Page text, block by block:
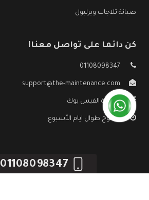
صيانة ثلاجات ويرلبول
كن دائما على تواصل معنا!
01108098347
support@the-maintenance.com
صفحة الفيس بوك
مفتوح طوال ايام الأسبوع
01108098347